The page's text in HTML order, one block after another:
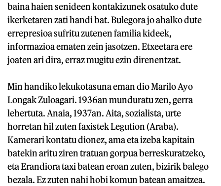
baina haien senideen kontakizunek osatuko dute
ikerketaren zati handi bat. Bulegora jo ahalko dute
errepresioa sufritu zutenen familia kideek,
informazioa ematen zein jasotzen. Etxeetara ere
joaten ari dira, erraz mugitu ezin direnentzat.
Min handiko lekukotasuna eman dio Marilo Ayo
Longak Zuloagari. 1936an munduratu zen, gerra
lehertuta. Anaia, 1937an. Aita, sozialista, urte
horretan hil zuten faxistek Legution (Araba).
Kamerari kontatu dionez, ama eta izeba kapitain
batekin aritu ziren tratuan gorpua berreskuratzeko,
eta Erandiora taxi batean eroan zuten, bizirik balego
bezala. Ez zuten nahi hobi komun batean amaitzea.